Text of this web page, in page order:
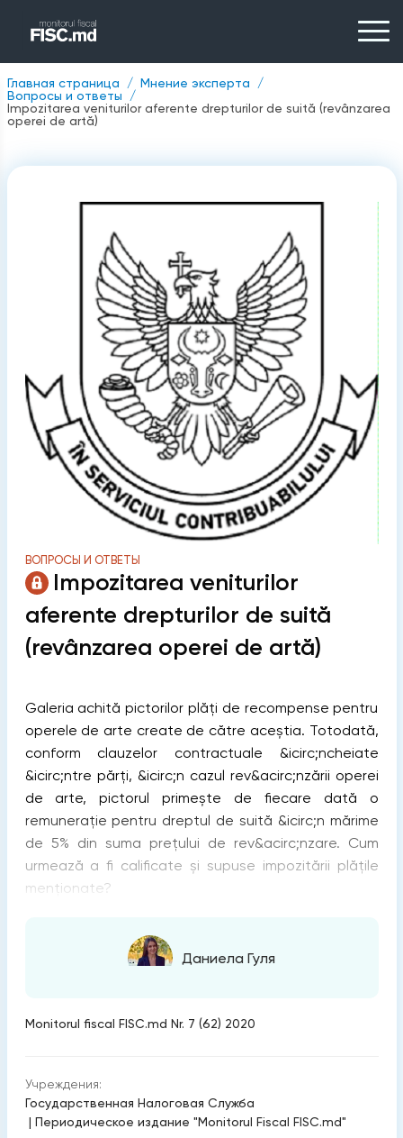
Главная страница
Мнение эксперта
Вопросы и ответы
Impozitarea veniturilor aferente drepturilor de suită (revânzarea
operei de artă)
ВОПРОСЫ И ОТВЕТЫ
Impozitarea veniturilor
aferente drepturilor de suită
(revânzarea operei de artă)
Galeria achită pictorilor plăți de recompense pentru
operele de arte create de către aceștia. Totodată,
conform clauzelor contractuale &icirc;ncheiate
&icirc;ntre părți, &icirc;n cazul rev&acirc;nzării operei
de arte, pictorul primește de fiecare dată o
remunerație pentru dreptul de suită &icirc;n mărime
de 5% din suma prețului de rev&acirc;nzare. Cum
urmează a fi calificate și supuse impozitării plățile
menționate?
Даниела Гуля
Monitorul fiscal FISC.md Nr. 7 (62) 2020
Учреждения:
Государственная Налоговая Служба
| Периодическое издание "Monitorul Fiscal FISC.md"